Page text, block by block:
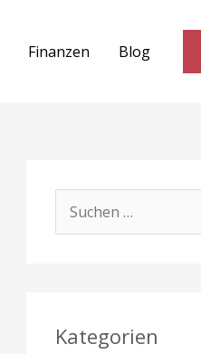
Finanzen Blog
e
Kategorien